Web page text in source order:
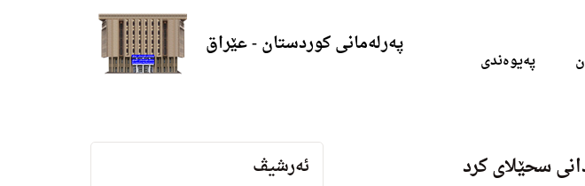
پەرلەمانی کوردستان - عێراق
پەیوەندی
سحێلای کرد ئەرشیڤ